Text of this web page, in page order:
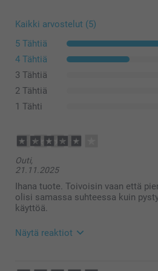
Kaikki arvostelut (5)
5 Tähtiä
4 Tähtiä
3 Tähtiä
2 Tähtiä
1 Tähti
Outi,
21.11.2025
Ihana tuote. Toivoisin vaan että
olisi samassa suhteessa kuin
käyttöä.
Näytä reaktiot